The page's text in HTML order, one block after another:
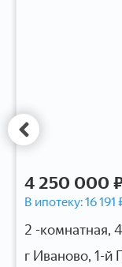
4 250 000
В ипотеку:16 191
2 -комнатная,
г Иваново, 1-й